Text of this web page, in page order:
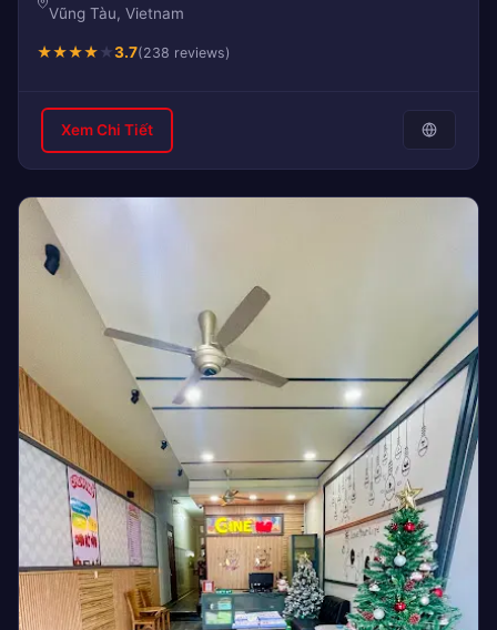
Vũng Tàu, Vietnam
★★★★★3.7(238 reviews)
Xem Chi Tiết